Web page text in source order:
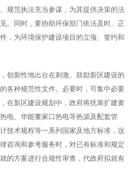
规范执法充当参谋，为其提供决策的法
。同时，要协助环保部门依法及时、正
，为环境保护建设项目的立项、签约和
新性地出台在刺激、鼓励新区建设的
各种规范性文件。必要时，可集中必要
在新区建设规划中，政府将统筹扩建黄
电、华能董家口热电等热源及配套管
技术规程等一系列国家及地方标准，这
咨询和参考服务时，对已有标准和规定
的方案进行合规性审查，代政府拟就有